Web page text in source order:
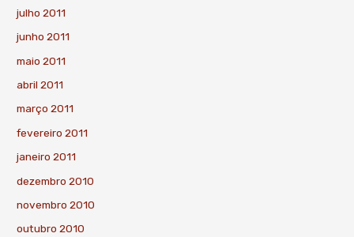
julho 2011
junho 2011
maio 2011
abril 2011
março 2011
fevereiro 2011
janeiro 2011
dezembro 2010
novembro 2010
outubro 2010